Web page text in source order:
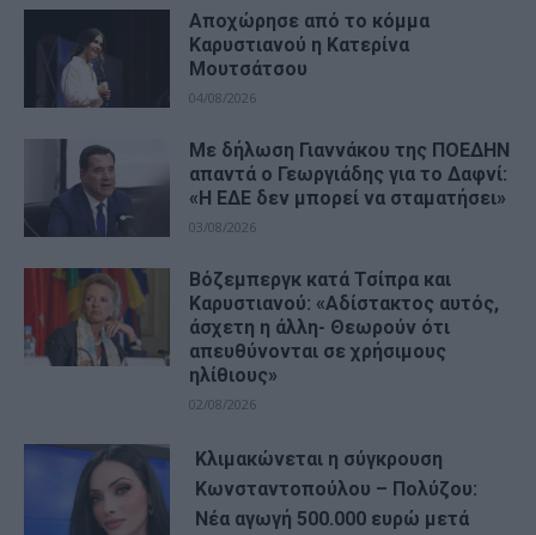
Αποχώρησε από το κόμμα
Καρυστιανού η Κατερίνα
Μουτσάτσου
04/08/2026
Με δήλωση Γιαννάκου της ΠΟΕΔΗΝ
απαντά ο Γεωργιάδης για το Δαφνί:
«Η ΕΔΕ δεν μπορεί να σταματήσει»
03/08/2026
Βόζεμπεργκ κατά Τσίπρα και
Καρυστιανού: «Αδίστακτος αυτός,
άσχετη η άλλη- Θεωρούν ότι
απευθύνονται σε χρήσιμους
ηλίθιους»
02/08/2026
Κλιμακώνεται η σύγκρουση
Κωνσταντοπούλου – Πολύζου:
Νέα αγωγή 500.000 ευρώ μετά